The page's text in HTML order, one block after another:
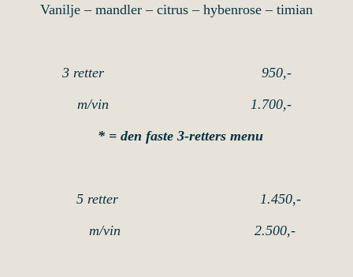
Vanilje – mandler – citrus – hybenrose – timian
3 retter 950,-
m/vin 1.700,-
* = den faste 3-retters menu
5 retter 1.450,-
m/vin 2.500,-